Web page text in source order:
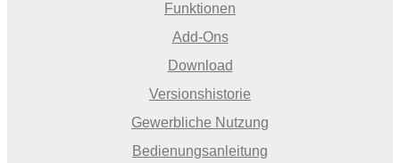
Funktionen
Add-Ons
Download
Versionshistorie
Gewerbliche Nutzung
Bedienungsanleitung